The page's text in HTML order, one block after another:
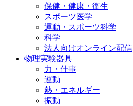
保健・健康・衛生
スポーツ医学
運動・スポーツ科学
科学
法人向けオンライン配信
物理実験器具
力・仕事
運動
熱・エネルギー
振動